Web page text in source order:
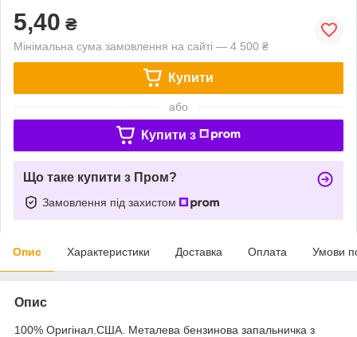
5,40 ₴
Мінімальна сума замовлення на сайті — 4 500 ₴
Купити
або
Купити з
Що таке купити з Пром?
Замовлення під захистом
Опис Характеристики Доставка Оплата Умови
Опис
100% Оригінал.США. Металева бензинова запальничка з